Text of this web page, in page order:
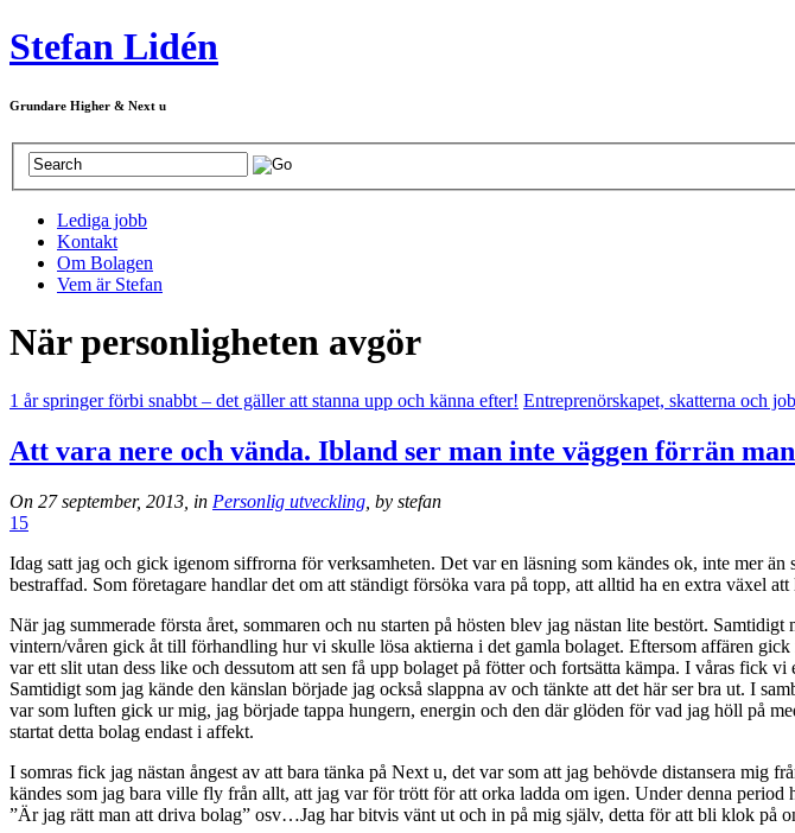
Stefan Lidén
Grundare Higher & Next u
Lediga jobb
Kontakt
Om Bolagen
Vem är Stefan
När personligheten avgör
1 år springer förbi snabbt – det gäller att stanna upp och känna efter! Entreprenörskapet, skatterna och
Att vara nere och vända. Ibland ser man inte väggen förrän
On 27 september, 2013, in Personlig utveckling , by stefan
15
Idag satt jag och gick igenom siffrorna för verksamheten. Det var en läsning som kändes ok, inte mer
bestraffad. Som företagare handlar det om att ständigt försöka vara på topp, att alltid ha en extra växel att
När jag summerade första året, sommaren och nu starten på hösten blev jag nästan lite bestört.
vintern/våren gick åt till förhandling hur vi skulle lösa aktierna i det gamla bolaget. Eftersom affären
var ett slit utan dess like och dessutom att sen få upp bolaget på fötter och fortsätta kämpa. I våras fick
Samtidigt som jag kände den känslan började jag också slappna av och tänkte att det här ser bra ut. I
var som luften gick ur mig, jag började tappa hungern, energin och den där glöden för vad jag höll på
startat detta bolag endast i affekt.
I somras fick jag nästan ångest av att bara tänka på Next u, det var som att jag behövde distansera mig
kändes som jag bara ville fly från allt, att jag var för trött för att orka ladda om igen. Under denna
”Är jag rätt man att driva bolag” osv…Jag har bitvis vänt ut och in på mig själv, detta för att bli klok på